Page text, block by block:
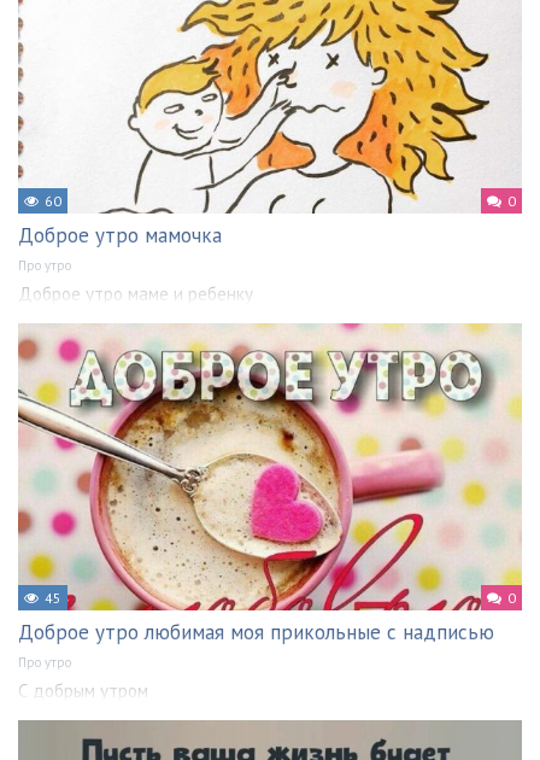
60 0
Доброе утро мамочка
Про утро
Доброе утро маме и ребенку
45 0
Доброе утро любимая моя прикольные с надписью
Про утро
С добрым утром